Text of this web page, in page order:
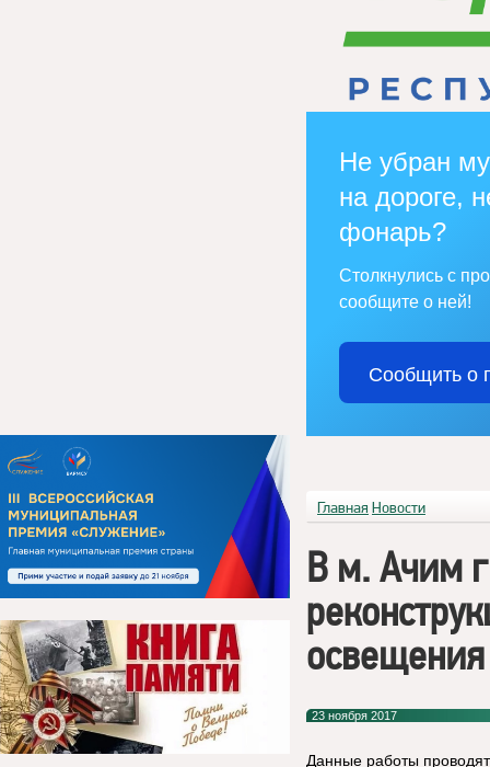
Не убран
на дороге,
фонарь?
Столкнулись с
сообщите о ней!
Сообщить о
Главная Новости
В м. Ачим
освещения
23 ноября 2017
Данные работы